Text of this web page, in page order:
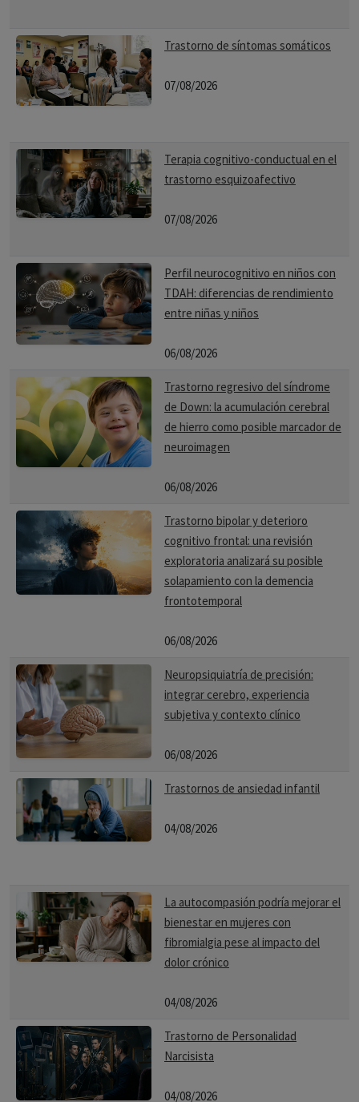
Trastorno de síntomas somáticos
07/08/2026
Terapia cognitivo-conductual en el
trastorno esquizoafectivo
07/08/2026
Perfil neurocognitivo en niños con
TDAH: diferencias de rendimiento
entre niñas y niños
06/08/2026
Trastorno regresivo del síndrome
de Down: la acumulación cerebral
de hierro como posible marcador de
neuroimagen
06/08/2026
Trastorno bipolar y deterioro
cognitivo frontal: una revisión
exploratoria analizará su posible
solapamiento con la demencia
frontotemporal
06/08/2026
Neuropsiquiatría de precisión:
integrar cerebro, experiencia
subjetiva y contexto clínico
06/08/2026
Trastornos de ansiedad infantil
04/08/2026
La autocompasión podría mejorar el
bienestar en mujeres con
fibromialgia pese al impacto del
dolor crónico
04/08/2026
Trastorno de Personalidad
Narcisista
04/08/2026